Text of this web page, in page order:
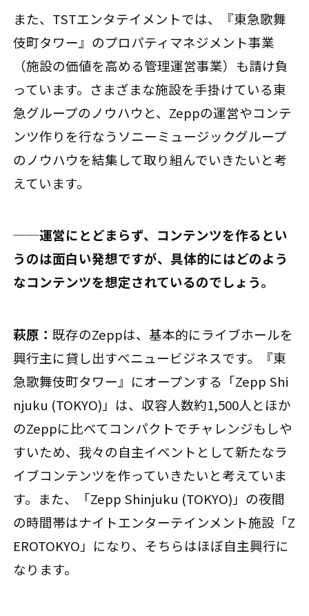
また、TSTエンタテイメントでは、『東急歌舞
伎町タワー』のプロパティマネジメント事業
（施設の価値を高める管理運営事業）も請け負
っています。さまざまな施設を手掛けている東
急グループのノウハウと、Zeppの運営やコンテ
ンツ作りを行なうソニーミュージックグループ
のノウハウを結集して取り組んでいきたいと考
えています。
──運営にとどまらず、コンテンツを作るとい
うのは面白い発想ですが、具体的にはどのよう
なコンテンツを想定されているのでしょう。
萩原：既存のZeppは、基本的にライブホールを
興行主に貸し出すべニュービジネスです。『東
急歌舞伎町タワー』にオープンする「Zepp Shi
njuku (TOKYO)」は、収容人数約1,500人とほか
のZeppに比べてコンパクトでチャレンジもしや
すいため、我々の自主イベントとして新たなラ
イブコンテンツを作っていきたいと考えていま
す。また、「Zepp Shinjuku (TOKYO)」の夜間
の時間帯はナイトエンターテインメント施設「Z
EROTOKYO」になり、そちらはほぼ自主興行に
なります。